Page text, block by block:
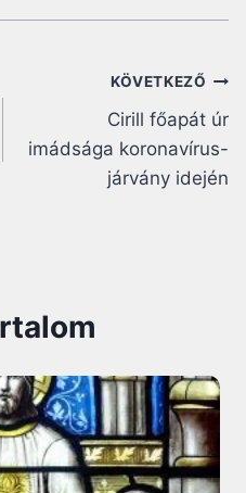
KÖVETKEZŐ
Cirill főapát úr
imádsága koronavírus-
járvány idején